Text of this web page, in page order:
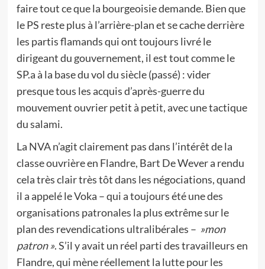
faire tout ce que la bourgeoisie demande. Bien que
le PS reste plus à l’arrière-plan et se cache derrière
les partis flamands qui ont toujours livré le
dirigeant du gouvernement, il est tout comme le
SP.a à la base du vol du siècle (passé) : vider
presque tous les acquis d’après-guerre du
mouvement ouvrier petit à petit, avec une tactique
du salami.
La NVA n’agit clairement pas dans l’intérêt de la
classe ouvrière en Flandre, Bart De Wever a rendu
cela très clair très tôt dans les négociations, quand
il a appelé le Voka – qui a toujours été une des
organisations patronales la plus extrême sur le
plan des revendications ultralibérales – »mon
patron ». S’il y avait un réel parti des travailleurs en
Flandre, qui mène réellement la lutte pour les